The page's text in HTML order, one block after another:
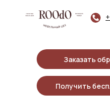
Заказать
Получить